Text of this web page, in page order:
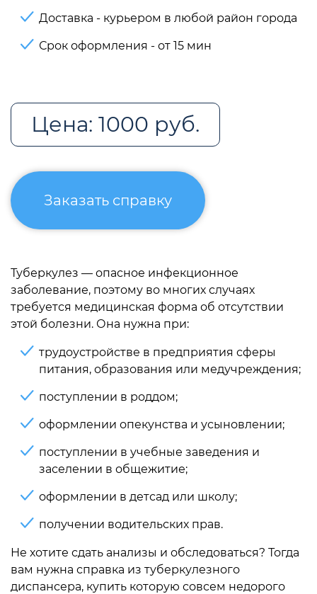
Доставка - курьером в любой район города
Срок оформления - от 15 мин
Цена: 1000 руб.
Заказать справку
Туберкулез — опасное инфекционное
заболевание, поэтому во многих случаях
требуется медицинская форма об отсутствии
этой болезни. Она нужна при:
трудоустройстве в предприятия сферы
питания, образования или медучреждения;
поступлении в роддом;
оформлении опекунства и усыновлении;
поступлении в учебные заведения и
заселении в общежитие;
оформлении в детсад или школу;
получении водительских прав.
Не хотите сдать анализы и обследоваться? Тогда
вам нужна справка из туберкулезного
диспансера, купить которую совсем недорого